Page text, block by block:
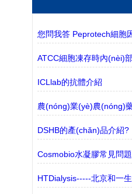
ICLlab的抗體介紹
DSHB的產(chǎn)品介紹?
Cosmobio水凝膠常見問題